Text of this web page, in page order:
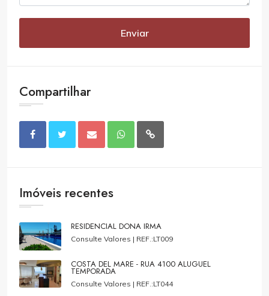
Enviar
Compartilhar
Imóveis recentes
RESIDENCIAL DONA IRMA
Consulte Valores | REF.:LT009
COSTA DEL MARE - RUA 4100 ALUGUEL
TEMPORADA
Consulte Valores | REF.:LT044